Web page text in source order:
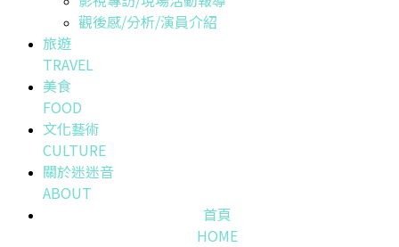
觀後感/分析/演員介紹
旅遊
TRAVEL
美食
FOOD
文化藝術
CULTURE
關於迷迷音
ABOUT
首頁
HOME